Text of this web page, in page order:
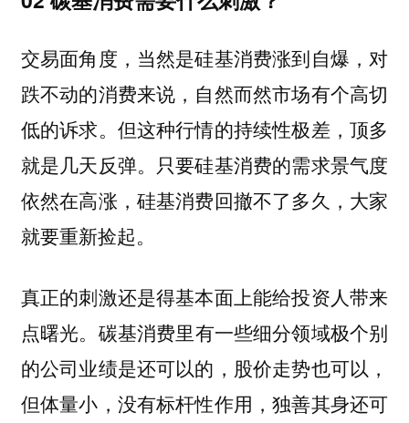
交易面角度，当然是硅基消费涨到自爆，对
跌不动的消费来说，自然而然市场有个高切
低的诉求。但这种行情的持续性极差，顶多
就是几天反弹。只要硅基消费的需求景气度
依然在高涨，硅基消费回撤不了多久，大家
就要重新捡起。
真正的刺激还是得基本面上能给投资人带来
点曙光。 碳基消费里有一些细分领域极个别
的公司业绩是还可以的，股价走势也可以，
但体量小，没有标杆性作用，独善其身还可